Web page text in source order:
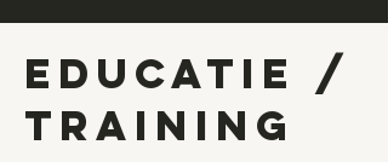
Educatie /
training